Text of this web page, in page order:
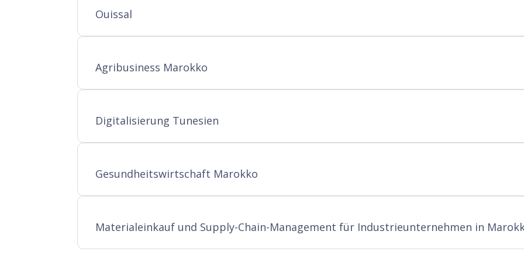
Ouissal
Agribusiness Marokko
Digitalisierung Tunesien
Gesundheitswirtschaft Marokko
Materialeinkauf und Supply-Chain-Management für Industrieunternehmen in